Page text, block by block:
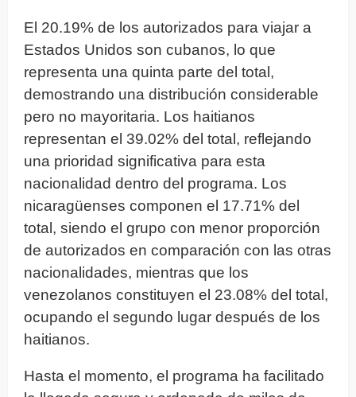
El 20.19% de los autorizados para viajar a
Estados Unidos son cubanos, lo que
representa una quinta parte del total,
demostrando una distribución considerable
pero no mayoritaria. Los haitianos
representan el 39.02% del total, reflejando
una prioridad significativa para esta
nacionalidad dentro del programa. Los
nicaragüenses componen el 17.71% del
total, siendo el grupo con menor proporción
de autorizados en comparación con las otras
nacionalidades, mientras que los
venezolanos constituyen el 23.08% del total,
ocupando el segundo lugar después de los
haitianos.
Hasta el momento, el programa ha facilitado